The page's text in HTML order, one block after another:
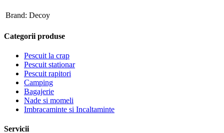
Brand: Decoy
Categorii produse
Pescuit la crap
Pescuit stationar
Pescuit rapitori
Camping
Bagajerie
Nade si momeli
Imbracaminte si Incaltaminte
Servicii